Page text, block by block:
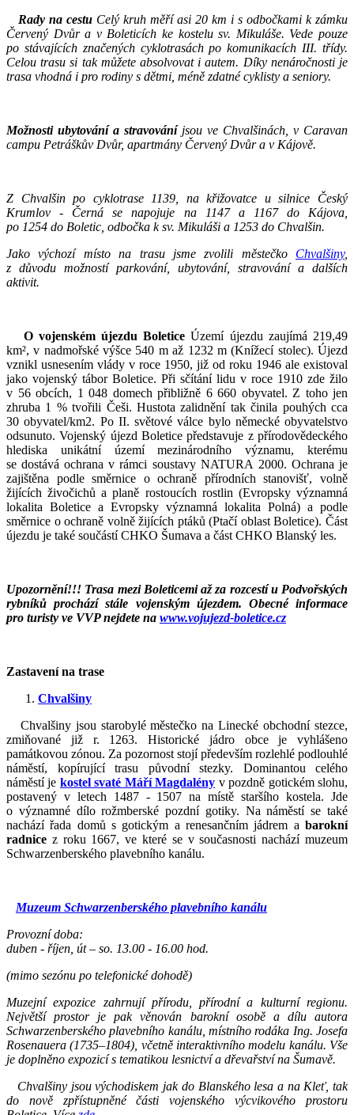
Rady na cestu Celý kruh měří asi 20 km i s odbočkami k zámku
Červený Dvůr a v Boleticích ke kostelu sv. Mikuláše. Vede pouze
po stávajících značených cyklotrasách po komunikacích III. třídy.
Celou trasu si tak můžete absolvovat i autem. Díky nenáročnosti je
trasa vhodná i pro rodiny s dětmi, méně zdatné cyklisty a seniory.
Možnosti ubytování a stravováníjsou ve Chvalšinách, v Caravan
campu Petráškův Dvůr, apartmány Červený Dvůr a v Kájově.
Z Chvalšin po cyklotrase 1139, na křižovatce u silnice Český
Krumlov - Černá se napojuje na 1147 a 1167 do Kájova,
po 1254 do Boletic, odbočka k sv. Mikuláši a 1253 do Chvalšin.
Jako výchozí místo na trasu jsme zvolili městečko Chvalšiny,
z důvodu možností parkování, ubytování, stravování a dalších
aktivit.
O vojenském újezdu Boletice Území újezdu zaujímá 219,49
km², v nadmořské výšce 540 m až 1232 m (Knížecí stolec). Újezd
vznikl usnesením vlády v roce 1950, již od roku 1946 ale existoval
jako vojenský tábor Boletice. Při sčítání lidu v roce 1910 zde žilo
v 56 obcích, 1 048 domech přibližně 6 660 obyvatel. Z toho jen
zhruba 1 % tvořili Češi. Hustota zalidnění tak činila pouhých cca
30 obyvatel/km2. Po II. světové válce bylo německé obyvatelstvo
odsunuto. Vojenský újezd Boletice představuje z přírodovědeckého
hlediska unikátní území mezinárodního významu, kterému
se dostává ochrana v rámci soustavy NATURA 2000. Ochrana je
zajištěna podle směrnice o ochraně přírodních stanovišť, volně
žijících živočichů a planě rostoucích rostlin (Evropsky významná
lokalita Boletice a Evropsky významná lokalita Polná) a podle
směrnice o ochraně volně žijících ptáků (Ptačí oblast Boletice). Část
újezdu je také součástí CHKO Šumava a část CHKO Blanský les.
Upozornění!!! Trasa mezi Boleticemi až za rozcestí u Podvořských
rybníků prochází stále vojenským újezdem. Obecné informace
pro turisty ve VVP nejdete na www.vojujezd-boletice.cz
Zastavení na trase
Chvalšiny
Chvalšiny jsou starobylé městečko na Linecké obchodní stezce,
zmiňované již r. 1263. Historické jádro obce je vyhlášeno
památkovou zónou. Za pozornost stojí především rozlehlé podlouhlé
náměstí, kopírující trasu původní stezky. Dominantou celého
náměstí je kostel svaté Máří Magdalény v pozdně gotickém slohu,
postavený v letech 1487 - 1507 na místě staršího kostela. Jde
o významné dílo rožmberské pozdní gotiky. Na náměstí se také
nachází řada domů s gotickým a renesančním jádrem a barokní
radnice z roku 1667, ve které se v současnosti nachází muzeum
Schwarzenberského plavebního kanálu.
Muzeum Schwarzenberského plavebního kanálu
Provozní doba:
duben - říjen, út – so. 13.00 - 16.00 hod.
(mimo sezónu po telefonické dohodě)
Muzejní expozice zahrnují přírodu, přírodní a kulturní regionu.
Největší prostor je pak věnován barokní osobě a dílu autora
Schwarzenberského plavebního kanálu, místního rodáka Ing. Josefa
Rosenauera(1735–1804) , včetně interaktivního modelu kanálu. Vše
je doplněno expozicí s tematikou lesnictví a dřevařství na Šumavě.
Chvalšiny jsou východiskem jak do Blanského lesa a na Kleť, tak
do nově zpřístupněné části vojenského výcvikového prostoru